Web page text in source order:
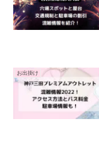
お出掛け